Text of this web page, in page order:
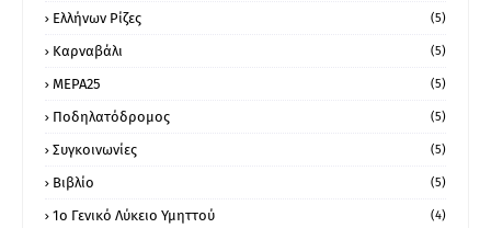
Ελλήνων Ρίζες (5)
Καρναβάλι (5)
ΜΕΡΑ25 (5)
Ποδηλατόδρομος (5)
Συγκοινωνίες (5)
Βιβλίο (5)
1ο Γενικό Λύκειο Υμηττού (4)